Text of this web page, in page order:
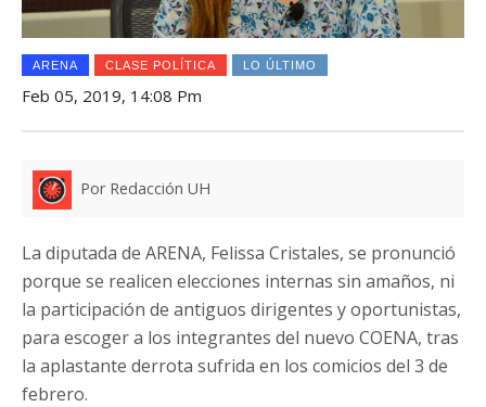
ARENA CLASE POLÍTICA LO ÚLTIMO
Feb 05, 2019, 14:08 Pm
Por Redacción UH
La diputada de ARENA, Felissa Cristales, se pronunció
porque se realicen elecciones internas sin amaños, ni
la participación de antiguos dirigentes y oportunistas,
para escoger a los integrantes del nuevo COENA, tras
la aplastante derrota sufrida en los comicios del 3 de
febrero.